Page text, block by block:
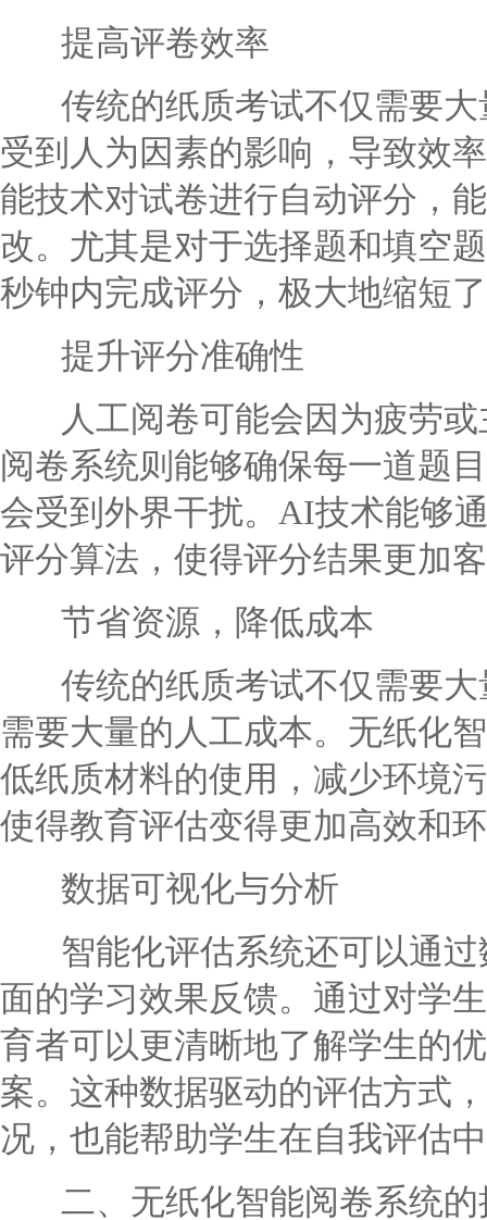
提高评卷效率
传统的纸质考试不仅需要大
受到人为因素的影响，导致效
能技术对试卷进行自动评分，
改。尤其是对于选择题和填空
秒钟内完成评分，极大地缩短
提升评分准确性
人工阅卷可能会因为疲劳或
阅卷系统则能够确保每一道题
会受到外界干扰。AI技术能够
评分算法，使得评分结果更加
节省资源，降低成本
传统的纸质考试不仅需要大
需要大量的人工成本。无纸化
低纸质材料的使用，减少环境
使得教育评估变得更加高效和
数据可视化与分析
智能化评估系统还可以通过
面的学习效果反馈。通过对学
育者可以更清晰地了解学生的
案。这种数据驱动的评估方式
况，也能帮助学生在自我评估
二、无纸化智能阅卷系统的